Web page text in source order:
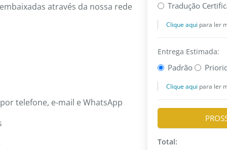
através da nossa rede
telefone, e-mail e WhatsApp